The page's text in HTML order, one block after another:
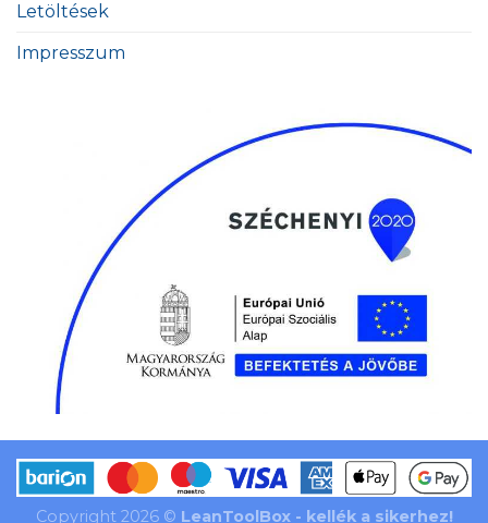
Letöltések
Impresszum
Copyright 2026 © LeanToolBox - kellék a sikerhez!